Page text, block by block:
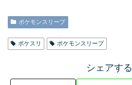
ポケモンスリープ
ポケスリ ポケモンスリープ
シェアする